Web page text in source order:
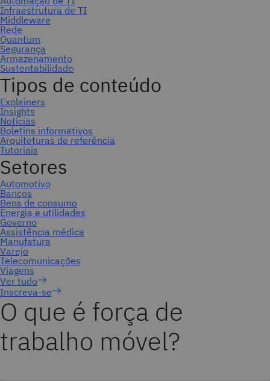
Inscreva-se
O que é força de
trabalho móvel?